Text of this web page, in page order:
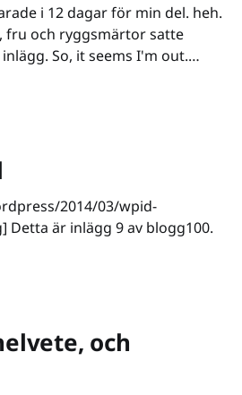
i 12 dagar för min del. heh.
fru och ryggsmärtor satte
So, it seems I'm out.
2014/03/wpid-
20140309_202130.jpg] Detta är inlägg 9 av blogg100.
och